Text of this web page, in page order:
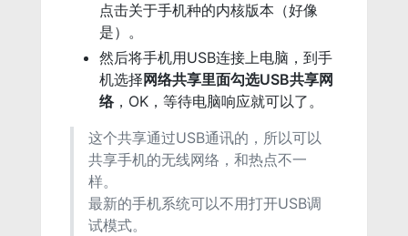
点击关于手机种的内核版本（好像
是）。
然后将手机用USB连接上电脑，到手
机选择 网络共享里面勾选USB共享网
络，OK，等待电脑响应就可以了。
这个共享通过USB通讯的，所以可以
共享手机的无线网络，和热点不一
样。
最新的手机系统可以不用打开USB调
试模式。